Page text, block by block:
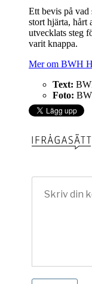
Ett bevis på
stort hjärta, hårt
utvecklats steg
varit knappa.
Mer om BWH
Text:
Foto: